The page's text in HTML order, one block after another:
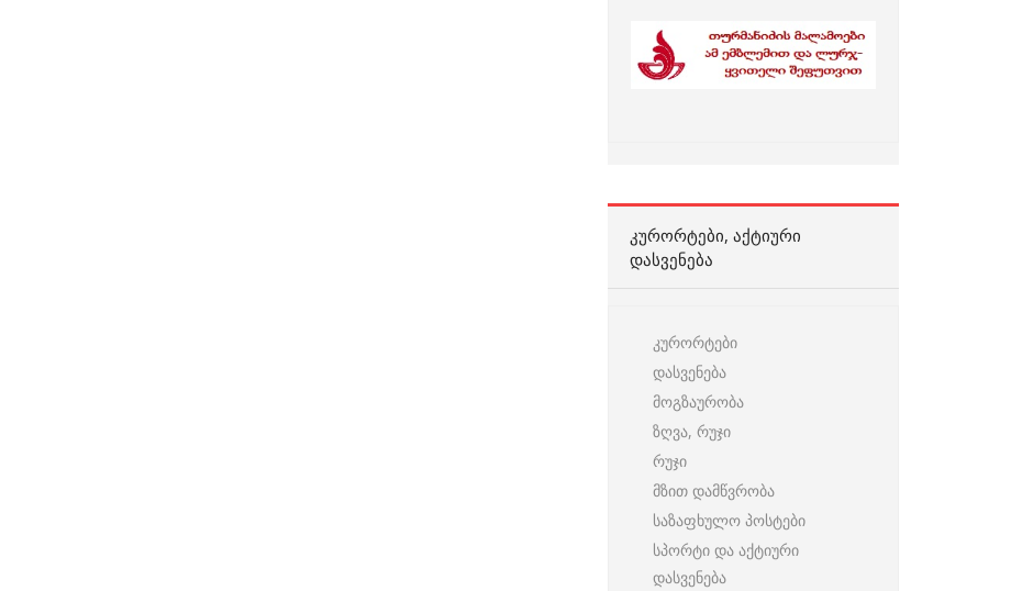
ᲙᲣᲠᲝᲠᲢᲔᲑᲘ, ᲐᲥᲢᲘᲣᲠᲘ
ᲓᲐᲡᲕᲔᲜᲔᲑᲐ
კურორტები
დასვენება
მოგზაურობა
ზღვა, რუჯი
რუჯი
მზით დამწვრობა
საზაფხულო პოსტები
სპორტი და აქტიური
დასვენება